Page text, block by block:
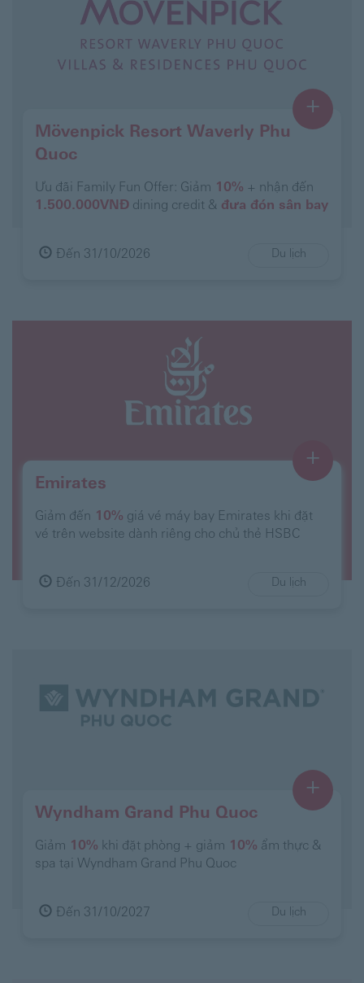
Mövenpick Resort Waverly Phu
Quoc
Ưu đãi Family Fun Offer: Giảm 10% + nhận đến
1.500.000VNĐdining credit &đưa đón sân bay
Đến 31/10/2026
+
Du lịch
Emirates
Giảm đến 10% giá vé máy bay Emirates khi đặt
vé trên website dành riêng cho chủ thẻ HSBC
Đến 31/12/2026
+
Du lịch
Wyndham Grand Phu Quoc
Giảm 10% khi đặt phòng + giảm 10% ẩm thực &
spa tại Wyndham Grand Phu Quoc
Đến 31/10/2027
+
Du lịch